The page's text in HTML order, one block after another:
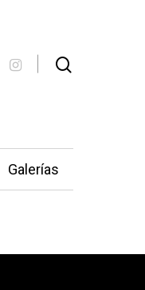
Galerías